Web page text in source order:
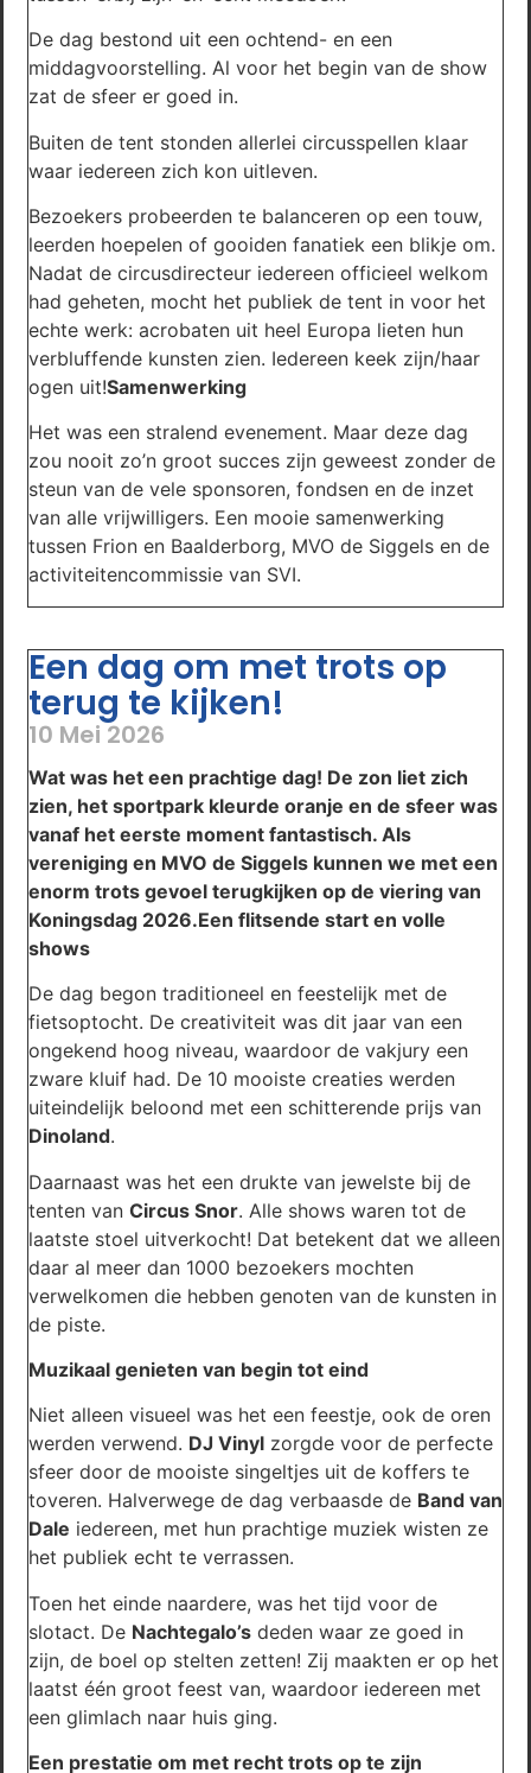
De dag bestond uit een ochtend- en een
middagvoorstelling. Al voor het begin van de show
zat de sfeer er goed in.
Buiten de tent stonden allerlei circusspellen klaar
waar iedereen zich kon uitleven.
Bezoekers probeerden te balanceren op een touw,
leerden hoepelen of gooiden fanatiek een blikje om.
Nadat de circusdirecteur iedereen officieel welkom
had geheten, mocht het publiek de tent in voor het
echte werk: acrobaten uit heel Europa lieten hun
verbluffende kunsten zien. Iedereen keek zijn/haar
ogen uit!Samenwerking
Het was een stralend evenement. Maar deze dag
zou nooit zo’n groot succes zijn geweest zonder de
steun van de vele sponsoren, fondsen en de inzet
van alle vrijwilligers. Een mooie samenwerking
tussen Frion en Baalderborg, MVO de Siggels en de
activiteitencommissie van SVI.
Een dag om met trots op
terug te kijken!
10 Mei 2026
Wat was het een prachtige dag! De zon liet zich
zien, het sportpark kleurde oranje en de sfeer was
vanaf het eerste moment fantastisch. Als
vereniging en MVO de Siggels kunnen we met een
enorm trots gevoel terugkijken op de viering van
Koningsdag 2026.Een flitsende start en volle
shows
De dag begon traditioneel en feestelijk met de
fietsoptocht. De creativiteit was dit jaar van een
ongekend hoog niveau, waardoor de vakjury een
zware kluif had. De 10 mooiste creaties werden
uiteindelijk beloond met een schitterende prijs van
Dinoland.
Daarnaast was het een drukte van jewelste bij de
tenten van Circus Snor. Alle shows waren tot de
laatste stoel uitverkocht! Dat betekent dat we alleen
daar al meer dan 1000 bezoekers mochten
verwelkomen die hebben genoten van de kunsten in
de piste.
Muzikaal genieten van begin tot eind
Niet alleen visueel was het een feestje, ook de oren
werden verwend. DJ Vinyl zorgde voor de perfecte
sfeer door de mooiste singeltjes uit de koffers te
toveren. Halverwege de dag verbaasde de Band van
Dale iedereen, met hun prachtige muziek wisten ze
het publiek echt te verrassen.
Toen het einde naardere, was het tijd voor de
slotact. De Nachtegalo’s deden waar ze goed in
zijn, de boel op stelten zetten! Zij maakten er op het
laatst één groot feest van, waardoor iedereen met
een glimlach naar huis ging.
Een prestatie om met recht trots op te zijn